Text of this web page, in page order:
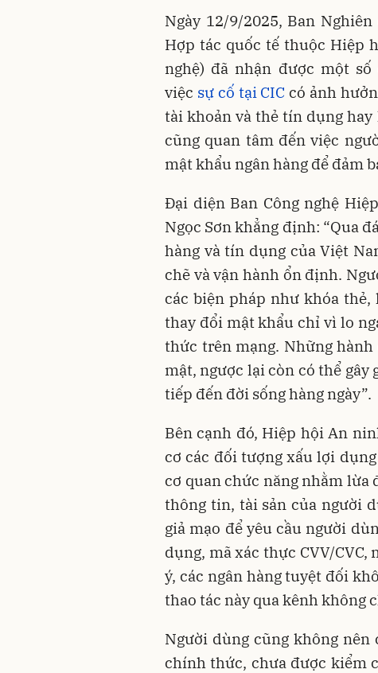
Ngày 12/9/2025, Ban
Hợp tác quốc tế thuộc Hiệp
nghệ) đã nhận được một
việc sự cố tại CIC có ảnh
tài khoản và thẻ tín dụng
cũng quan tâm đến việc
mật khẩu ngân hàng để đảm
Đại diện Ban Công nghệ
Ngọc Sơn khẳng định: “Qua
hàng và tín dụng của Việt
chẽ và vận hành ổn định.
các biện pháp như khóa thẻ,
thay đổi mật khẩu chỉ vì lo
thức trên mạng. Những
mật, ngược lại còn có thể
tiếp đến đời sống hàng ngày”.
Bên cạnh đó, Hiệp hội An
cơ các đối tượng xấu lợi
cơ quan chức năng nhằm lừa
thông tin, tài sản của người
giả mạo để yêu cầu người
dụng, mã xác thực CVV/
ý, các ngân hàng tuyệt đối
thao tác này qua kênh không
Người dùng cũng không
chính thức, chưa được kiểm